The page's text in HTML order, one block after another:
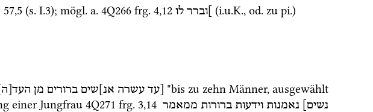
57,5 (s. I.3); mögl. a. 4Q266 frg. 4,12 ]וברר לו (i.u.K., od. zu pi.)
[עד עשרה אנ]שים ברורים מן העד[ה]
"bis zu zehn Männer, ausgewählt
einer Jungfrau 4Q271 frg. 3,14 נשים] נאמנות וידעות ברורות ממאמר